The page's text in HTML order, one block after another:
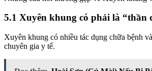
5.1 Xuyên khung có phải là “thần
Xuyên khung có nhiều tác dụng chữa bệnh
chuyên gia y tế.